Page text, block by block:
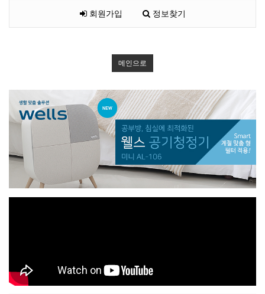
회원가입 정보찾기
메인으로